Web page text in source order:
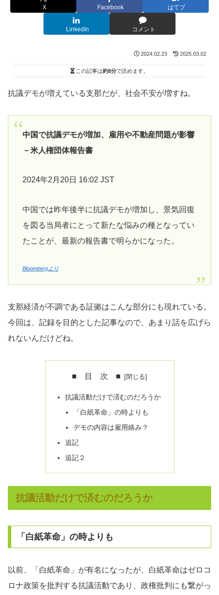
X Facebook はてブ
LinkedIn コメント
2024.02.23 2025.03.02
この記事は約8分で読めます。
抗議デモが増えている支那だが、社会不安が増すね。
中国で抗議デモが増加、雇用や不動産問題が影響
－米人権団体報告書
2024年2月20日 16:02 JST
中国では昨年後半に抗議デモが増加し、景気回復
を図る当局者にとって新たな悩みの種となってい
たことが、最新の報告書で明らかになった。
Bloombergより
支那経済が不調である証拠はこんな部分にも現れている。
今回は、記録を目的とした記事なので、あまり話を広げら
れないんだけどね。
■ 目 次 ■
抗議活動だけで済むのだろうか
「白紙革命」の時よりも
デモの内容は雇用絡み？
追記
追記２
抗議活動だけで済むのだろうか
「白紙革命」の時よりも
以前、「白紙革命」が有名になったが、白紙革命はゼロコ
ロナ政策を批判する抗議活動であり、政権批判にも繋がっ